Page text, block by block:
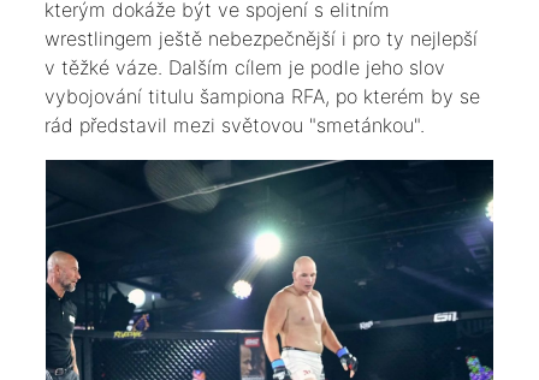
kterým dokáže být ve spojení s elitním
wrestlingem ještě nebezpečnější i pro ty nejlepší
v těžké váze. Dalším cílem je podle jeho slov
vybojování titulu šampiona RFA, po kterém by se
rád představil mezi světovou "smetánkou".